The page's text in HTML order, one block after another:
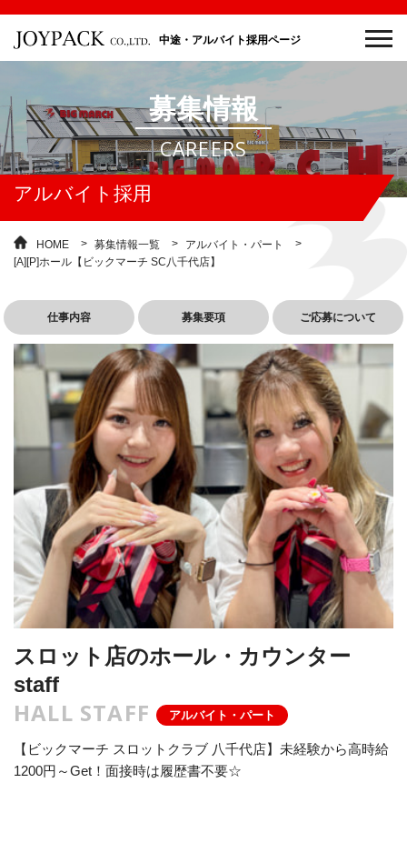
中途・アルバイト採用ページ
募集情報
CAREERS
アルバイト採用
HOME 募集情報一覧
アルバイト・パート
[A][P]ホール【ビックマーチ SC八千代店】
仕事内容 募集要項 ご応募について
スロット店のホール・カウンター
staff
HALL STAFF アルバイト・パート
【ビックマーチ スロットクラブ 八千代店】未経験から高時給
1200円～Get！面接時は履歴書不要☆